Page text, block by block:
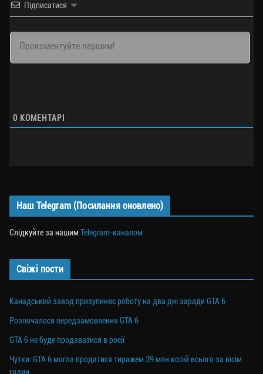
Підписатися
0 КОМЕНТАРІ
Наш Telegram (Посилання оновлено)
Слідкуйте за нашимTelegram-каналом
Свіжі пости
Канадський завод призупиняє роботу на два дні заради GTA 6
Розпочалося передзамовлення GTA 6
GTA 6 не буде продаватися в росії
Чутки: GTA 6 могла продатися тиражем 39 млн копій всього за вісім
годин